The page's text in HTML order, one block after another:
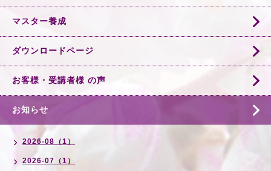
マスター養成
ダウンロードページ
お客様・受講者様 の声
お知らせ
2026-08（1）
2026-07（1）